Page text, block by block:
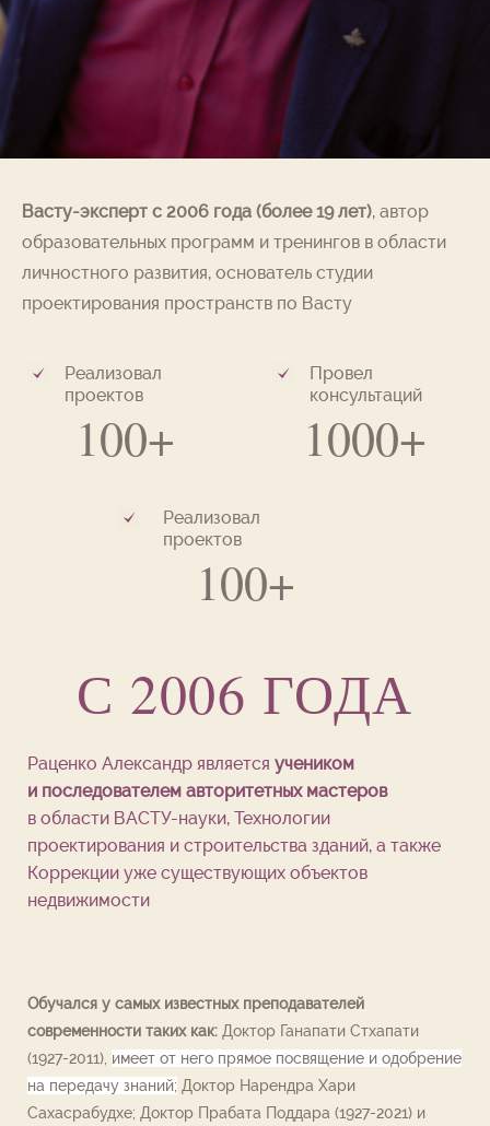
Васту-эксперт с 2006 года (более 19 лет), автор
образовательных программ и тренингов в области
личностного развития, основатель студии
проектирования пространств по Васту
Реализовал
проектов
100+
Провел
консультаций
1000+
Реализовал
проектов
100+
С 2006 ГОДА
Раценко Александр является учеником
и последователем авторитетных мастеров
в области ВАСТУ-науки, Технологии
проектирования и строительства зданий, а также
Коррекции уже существующих объектов
недвижимости
Обучался у самых известных преподавателей
современности таких как: Доктор Ганапати Стхапати
(1927-2011), имеет от него прямое посвящение и одобрение
на передачу знаний; Доктор Нарендра Хари
Сахасрабудхе; Доктор Прабата Поддара (1927-2021) и